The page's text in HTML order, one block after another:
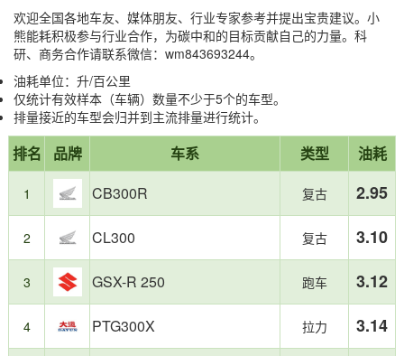
欢迎全国各地车友、媒体朋友、行业专家参考并提出宝贵建议。小
熊能耗积极参与行业合作，为碳中和的目标贡献自己的力量。科
研、商务合作请联系微信：wm843693244。
油耗单位：升/百公里
仅统计有效样本（车辆）数量不少于5个的车型。
排量接近的车型会归并到主流排量进行统计。
报
告
摘
要
本
榜
单
于
小
耗
真
上
榜
车
总
数：
71
款
省
油
TOP3：
第
1
名：
CB300R，
油
2.95L/100km
第
2
名：
CL300，
油
3.10L/100km
第
3
名：
GSX-
R
250，
耗
3.12L/100km
油
耗
较
TOP3：
第
69
名：
卷
Tornado
302R，
耗
4.26L/100km
第
70
名：
Ninja
300，
4.54L/100km
第
71
名：
路
300，
油
4.66L/100km
榜
单
特
点：
摩
托
级
别
排名 品牌 车系 类型 油耗
1 CB300R 复古 2.95
2 CL300 复古 3.10
3 GSX-R 250 跑车 3.12
4 PTG300X 拉力 3.14